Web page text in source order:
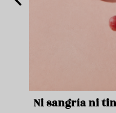
Ni sangría ni